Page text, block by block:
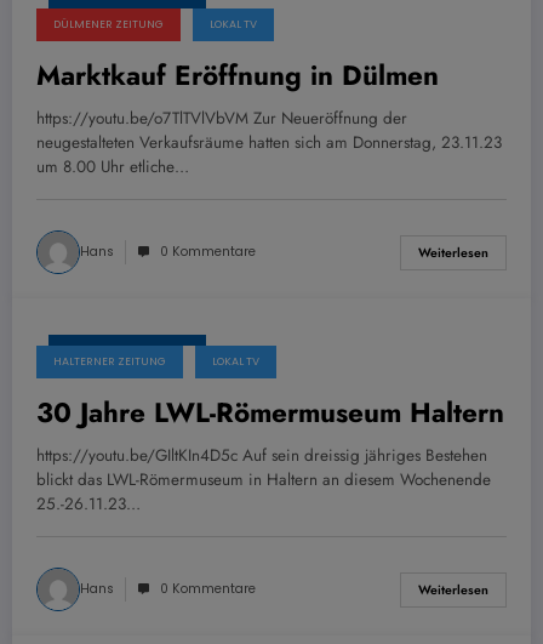
29. November 2023
DÜLMENER ZEITUNG LOKAL TV
Marktkauf Eröffnung in Dülmen
https://youtu.be/o7TlTVlVbVM Zur Neueröffnung der
neugestalteten Verkaufsräume hatten sich am Donnerstag, 23.11.23
um 8.00 Uhr etliche…
Hans 0 Kommentare Weiterlesen
29. November 2023
HALTERNER ZEITUNG LOKAL TV
30 Jahre LWL-Römermuseum Haltern
https://youtu.be/GIltKIn4D5c Auf sein dreissig jähriges Bestehen
blickt das LWL-Römermuseum in Haltern an diesem Wochenende
25.-26.11.23…
Hans 0 Kommentare Weiterlesen